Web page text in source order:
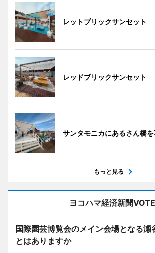
レットブリックサンセット
レッドブリックサンセット
サンタモニカにあるさん橋
もっと見る
ヨコハマ経済新聞VOTE
国際園芸博覧会のメイン会場となる瀬
とはありますか